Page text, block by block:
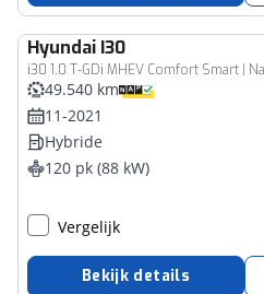
Hyundai I30
i30 1.0 T-GDi MHEV Comfort Smart |
49.540 km
11-2021
Hybride
120 pk (88 kW)
Vergelijk
Bekijk details